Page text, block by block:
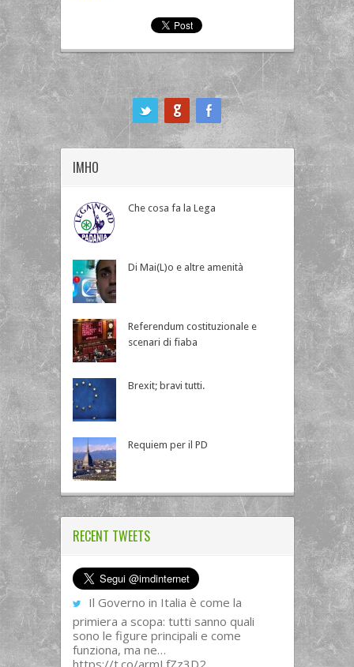
IMHO
Che cosa fa la Lega
Di Mai(L)o e altre amenità
Referendum costituzionale e
scenari di fiaba
Brexit; bravi tutti.
Requiem per il PD
RECENT TWEETS
Il Governo in Italia è come la
primiera a scopa: tutti sanno quali
sono le figure principali e come
funziona, ma ne…
https://t.co/armLfZz3D2